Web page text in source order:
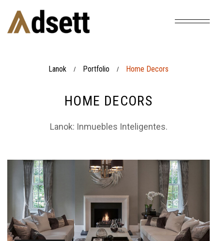
Lanok / Portfolio / Home Decors
HOME DECORS
Lanok: Inmuebles Inteligentes.